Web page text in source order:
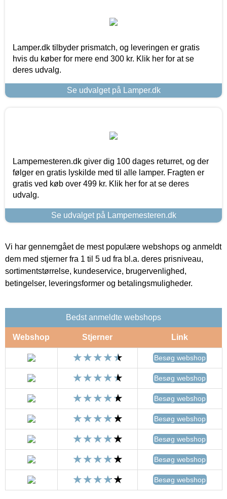
Lamper.dk tilbyder prismatch, og leveringen er gratis
hvis du køber for mere end 300 kr. Klik her for at se
deres udvalg.
Se udvalget på Lamper.dk
Lampemesteren.dk giver dig 100 dages returret, og der
følger en gratis lyskilde med til alle lamper. Fragten er
gratis ved køb over 499 kr. Klik her for at se deres
udvalg.
Se udvalget på Lampemesteren.dk
Vi har gennemgået de mest populære webshops og anmeldt
dem med stjerner fra 1 til 5 ud fra bl.a. deres prisniveau,
sortimentstørrelse, kundeservice, brugervenlighed,
betingelser, leveringsformer og betalingsmuligheder.
Bedst anmeldte webshops
Webshop Stjerner Link
Besøg webshop
Besøg webshop
Besøg webshop
Besøg webshop
Besøg webshop
Besøg webshop
Besøg webshop